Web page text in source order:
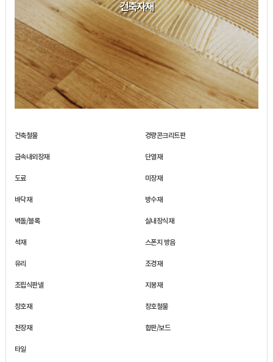
건축자재
건축철물 경량콘크리트판
금속내외장재 단열재
도료 미장재
바닥재 방수재
벽돌/블록 실내장식재
석재 스폰지 방음
유리 조경재
조립식판넬 지붕재
창호재 창호철물
천장재 합판/보드
타일